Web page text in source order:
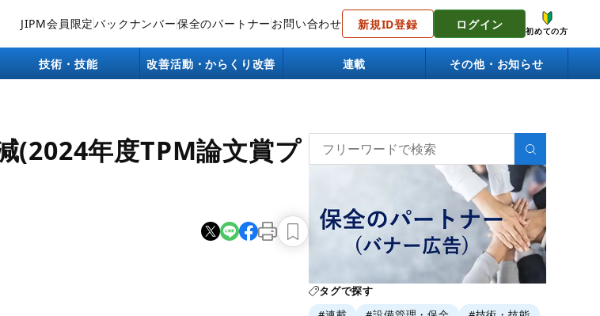
JIPM会員限定バックナンバー保全のパートナー お問い合わせ 新規ID登録 ログイン 初めての方
技術・技能 改善活動・からくり改善 連載 その他・お知らせ
(2024年度TPM論文賞プ
タグで探す